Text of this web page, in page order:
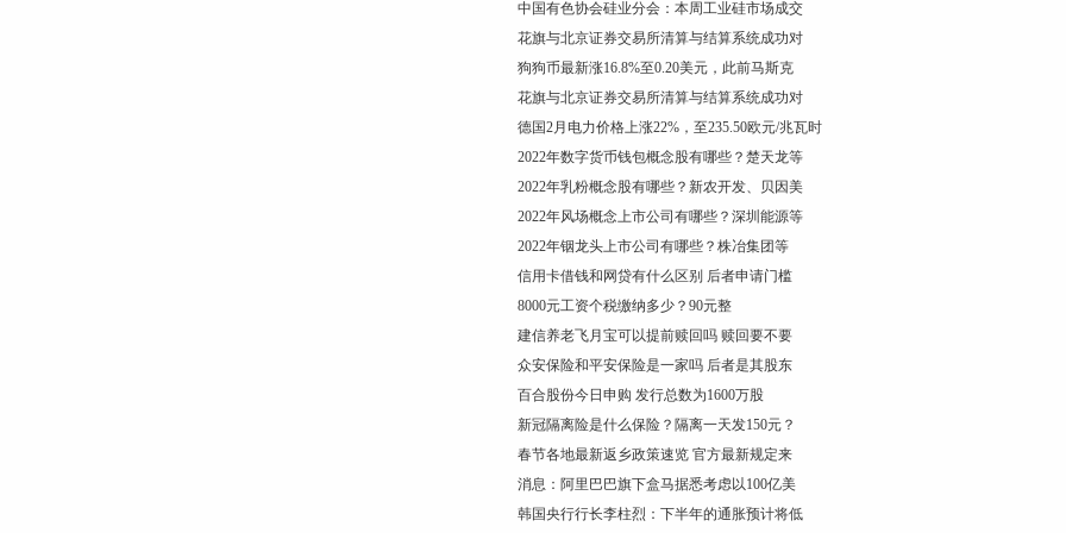
中国有色协会硅业分会：本周工业硅市场成交
花旗与北京证券交易所清算与结算系统成功对
狗狗币最新涨16.8%至0.20美元，此前马斯克
花旗与北京证券交易所清算与结算系统成功对
德国2月电力价格上涨22%，至235.50欧元/兆瓦时
2022年数字货币钱包概念股有哪些？楚天龙等
2022年乳粉概念股有哪些？新农开发、贝因美
2022年风场概念上市公司有哪些？深圳能源等
2022年铟龙头上市公司有哪些？株冶集团等
信用卡借钱和网贷有什么区别 后者申请门槛
8000元工资个税缴纳多少？90元整
建信养老飞月宝可以提前赎回吗 赎回要不要
众安保险和平安保险是一家吗 后者是其股东
百合股份今日申购 发行总数为1600万股
新冠隔离险是什么保险？隔离一天发150元？
春节各地最新返乡政策速览 官方最新规定来
消息：阿里巴巴旗下盒马据悉考虑以100亿美
韩国央行行长李柱烈：下半年的通胀预计将低